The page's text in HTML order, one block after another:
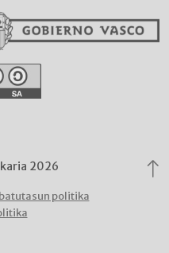
2026
politika